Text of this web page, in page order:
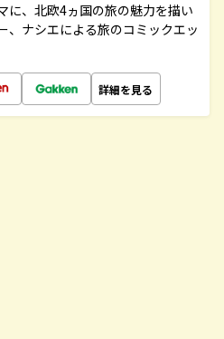
に、北欧4ヵ国の旅の魅力を描い
、ナシエによる旅のコミックエッ
詳細を見る